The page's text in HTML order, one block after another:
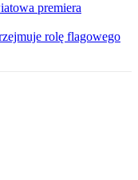
premiera
rolę flagowego